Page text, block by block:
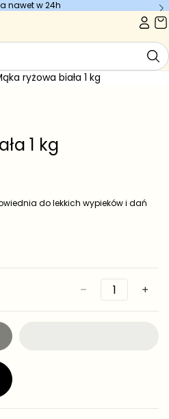
nawet w 24h
ryżowa biała 1 kg
1 kg
do lekkich wypieków i dań